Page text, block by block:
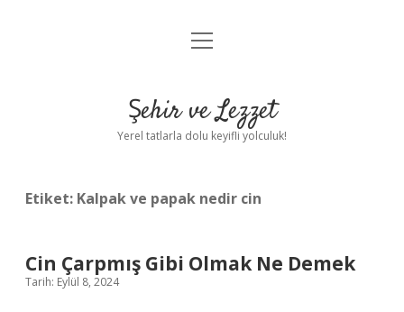
Anasayfa
Yasal Uyarı
menüyü
Şehir ve Lezzet
Yerel tatlarla dolu keyifli yolculuk!
Etiket: Kalpak ve papak nedir cin
Cin Çarpmış Gibi Olmak Ne Demek
Tarih: Eylül 8, 2024